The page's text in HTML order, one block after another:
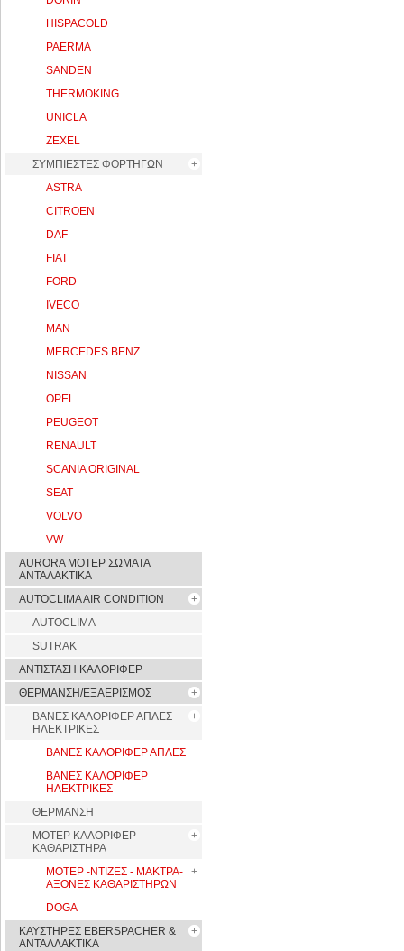
HISPACOLD
PAERMA
SANDEN
THERMOKING
UNICLA
ZEXEL
ΣΥΜΠΙΕΣΤΕΣ ΦΟΡΤΗΓΩΝ
ASTRA
CITROEN
DAF
FIAT
FORD
IVECO
MAN
MERCEDES BENZ
NISSAN
OPEL
PEUGEOT
RENAULT
SCANIA ORIGINAL
SEAT
VOLVO
VW
AURORA ΜΟΤΕΡ ΣΩΜΑΤΑ
ΑΝΤΑΛΑΚΤΙΚΑ
AUTOCLIMA AIR CONDITION
AUTOCLIMA
SUTRAK
ΑΝΤΙΣΤΑΣΗ ΚΑΛΟΡΙΦΕΡ
ΘΕΡΜΑΝΣΗ/ΕΞΑΕΡΙΣΜΟΣ
ΒΑΝΕΣ ΚΑΛΟΡΙΦΕΡ ΑΠΛΕΣ
ΗΛΕΚΤΡΙΚΕΣ
ΒΑΝΕΣ ΚΑΛΟΡΙΦΕΡ ΑΠΛΕΣ
ΒΑΝΕΣ ΚΑΛΟΡΙΦΕΡ
ΗΛΕΚΤΡΙΚΕΣ
ΘΕΡΜΑΝΣΗ
ΜΟΤΕΡ ΚΑΛΟΡΙΦΕΡ
ΚΑΘΑΡΙΣΤΗΡΑ
ΜΟΤΕΡ -ΝΤΙΖΕΣ - ΜΑΚΤΡΑ-
ΑΞΟΝΕΣ ΚΑΘΑΡΙΣΤΗΡΩΝ
DOGA
ΚΑΥΣΤΗΡΕΣ EBERSPACHER &
ΑΝΤΑΛΛΑΚΤΙΚΑ